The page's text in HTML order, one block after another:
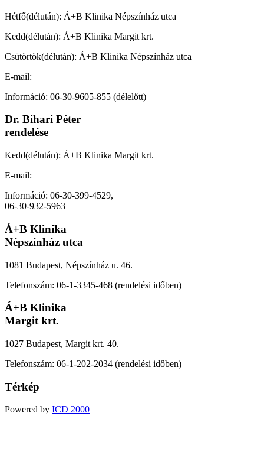
Hétfő(délután): Á+B Klinika Népszínház utca
Kedd(délután): Á+B Klinika Margit krt.
Csütörtök(délután): Á+B Klinika Népszínház utca
E-mail:
Információ: 06-30-9605-855 (délelőtt)
Dr. Bihari Péter
rendelése
Kedd(délután): Á+B Klinika Margit krt.
E-mail:
Információ: 06-30-399-4529,
06-30-932-5963
Á+B Klinika
Népszínház utca
1081 Budapest, Népszínház u. 46.
Telefonszám: 06-1-3345-468 (rendelési időben)
Á+B Klinika
Margit krt.
1027 Budapest, Margit krt. 40.
Telefonszám: 06-1-202-2034 (rendelési időben)
Térkép
Powered by ICD 2000